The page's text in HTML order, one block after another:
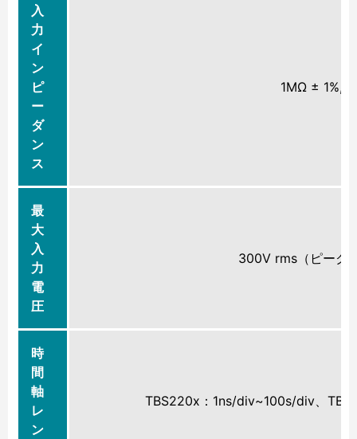
入
力
イ
ン
ピ
ー
ダ
ン
ス
1MΩ ± 1%,
最
大
入
力
電
圧
300V rms（ピーク
時
間
軸
レ
ン
TBS220x：1ns/div~100s/div、